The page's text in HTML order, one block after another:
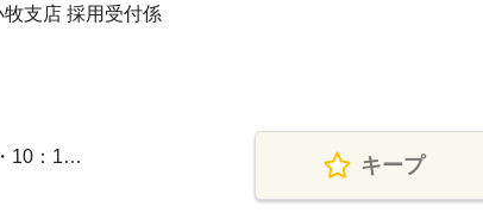
支店 採用受付係
10：1…
キープ